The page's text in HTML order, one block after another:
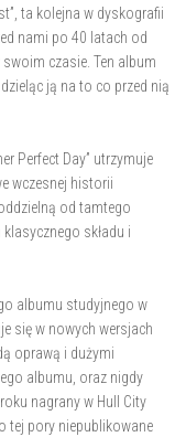
ta kolejna w dyskografii
nami po 40 latach od
czasie. Ten album
ją na to co przed nią
Perfect Day” utrzymuje
wczesnej historii
od tamtego
składu i
albumu studyjnego w
się w nowych wersjach
oprawą i dużymi
albumu, oraz nigdy
nagrany w Hull City
tej pory niepublikowane